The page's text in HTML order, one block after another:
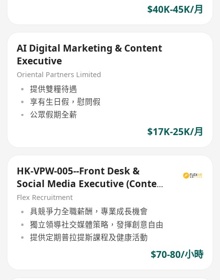
$40K-45K/月
AI Digital Marketing & Content
Executive
Oriental Partners Limited
提供雙糧待遇
享有生日假，慰問假
公眾假期全薪
$17K-25K/月
HK-VPW-005--Front Desk &
Social Media Executive (Content
Creation Focus)
Flex Recruitment
具競爭力全職薪酬，專業成長機會
獨立領導社交媒體策略，發揮創意自由
提供定期普拉提斯課程及健康活動
$70-80/小時